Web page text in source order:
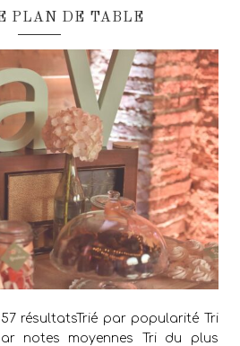
PLAN DE TABLE
résultatsTrié par popularité Tri
notes moyennes Tri du plus